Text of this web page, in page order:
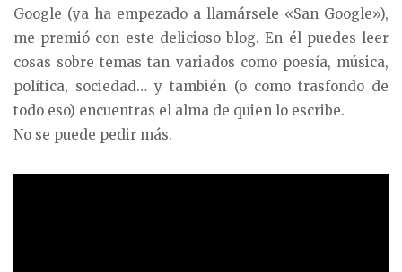
Google (ya ha empezado a llamársele «San Google»),
me premió con este delicioso blog. En él puedes leer
cosas sobre temas tan variados como poesía, música,
política, sociedad… y también (o como trasfondo de
todo eso) encuentras el alma de quien lo escribe.
No se puede pedir más.